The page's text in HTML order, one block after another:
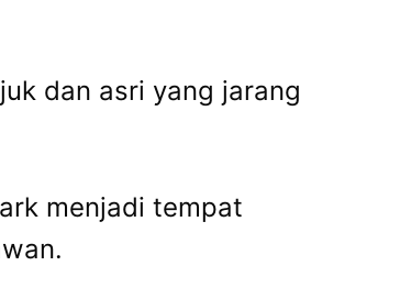
dan asri yang jarang
menjadi tempat